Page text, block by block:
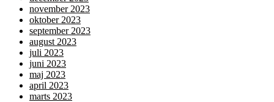
november 2023
oktober 2023
september 2023
august 2023
juli 2023
juni 2023
maj 2023
april 2023
marts 2023